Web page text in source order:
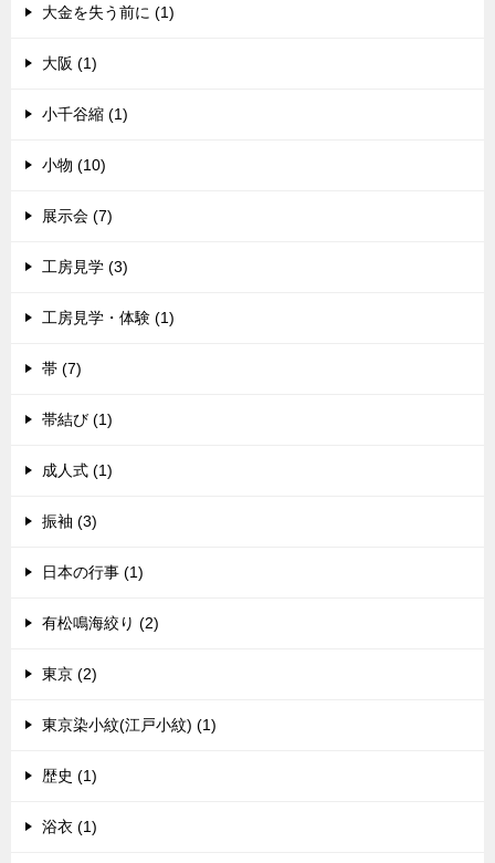
大金を失う前に (1)
大阪 (1)
小千谷縮 (1)
小物 (10)
展示会 (7)
工房見学 (3)
工房見学・体験 (1)
帯 (7)
帯結び (1)
成人式 (1)
振袖 (3)
日本の行事 (1)
有松鳴海絞り (2)
東京 (2)
東京染小紋(江戸小紋) (1)
歴史 (1)
浴衣 (1)